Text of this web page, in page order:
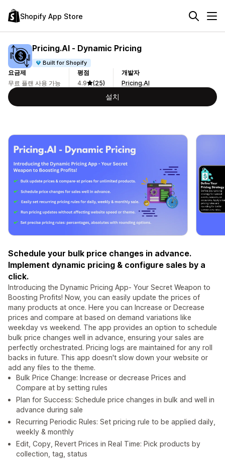
Shopify App Store
Pricing.AI ‑ Dynamic Pricing
Built for Shopify
요금제
무료 플랜 사용 가능
평점
4.9
(25)
개발자
Pricing.AI
설치
Schedule your bulk price changes in advance.
Implement dynamic pricing & configure sales by a
click.
Introducing the Dynamic Pricing App- Your Secret Weapon to
Boosting Profits! Now, you can easily update the prices of
many products at once. Here you can Increase or Decrease
prices and compare at based on demand variations like
weekday vs weekend. The app provides an option to schedule
bulk price changes well in advance, ensuring your sales are
perfectly orchestrated. Pricing logs are maintained for any roll
backs in future. This app doesn't slow down your website or
add any files to the theme.
Bulk Price Change: Increase or decrease Prices and
Compare at by setting rules
Plan for Success: Schedule price changes in bulk and well in
advance during sale
Recurring Periodic Rules: Set pricing rule to be applied daily,
weekly & monthly
Edit, Copy, Revert Prices in Real Time: Pick products by
collection, tag, status